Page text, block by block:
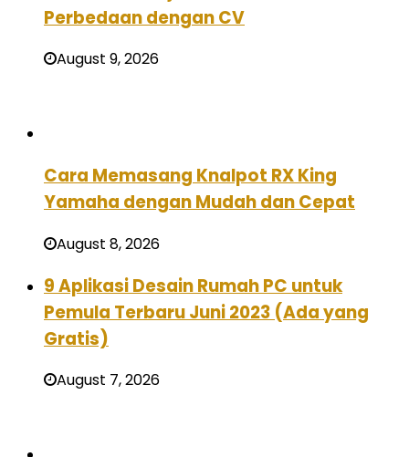
Perbedaan dengan CV
August 9, 2026
Cara Memasang Knalpot RX King
Yamaha dengan Mudah dan Cepat
August 8, 2026
9 Aplikasi Desain Rumah PC untuk
Pemula Terbaru Juni 2023 (Ada yang
Gratis)
August 7, 2026